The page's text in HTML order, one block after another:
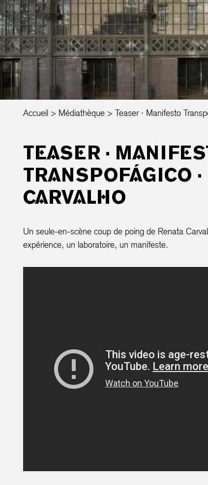
Accueil Médiathèque Teaser · Manifesto
TEASER ·
TRANSPOFÁGICO ·
CARVALHO
Un seule-en-scène coup de poing de Renata
expérience, un laboratoire, un manifeste.